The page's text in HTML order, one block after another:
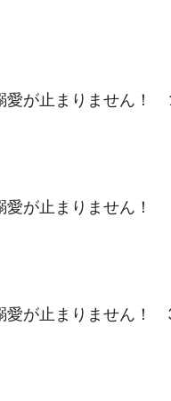
愛が止まりません！
愛が止まりません！
愛が止まりません！